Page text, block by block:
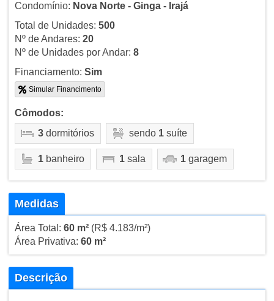
Condomínio: Nova Norte - Ginga - Irajá
Total de Unidades: 500
Nº de Andares: 20
Nº de Unidades por Andar: 8
Financiamento: Sim
Simular Financimento
Cômodos:
3dormitórios sendo 1suíte
1banheiro 1sala 1garagem
Medidas
Área Total: 60 m²(R$ 4.183/m²)
Área Privativa: 60 m²
Descrição